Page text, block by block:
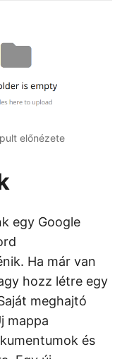
előnézete
egy Google
Ha már van
hozz létre egy
meghajtó
mappa
és